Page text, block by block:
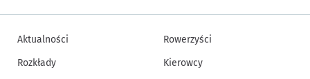
Aktualności
Rozkłady
Rowerzyści
Kierowcy